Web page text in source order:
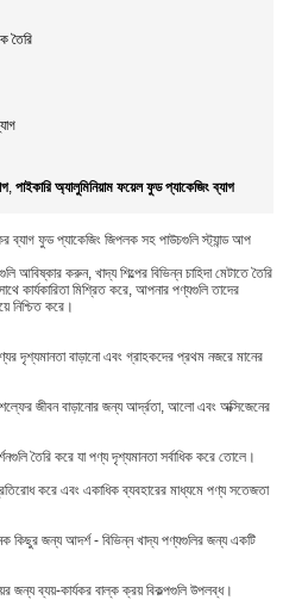
তৈরি
, পাইকারি অ্যালুমিনিয়াম ফয়েল ফুড প্যাকেজিং ব্যাগ
ব্যাগ ফুড প্যাকেজিং জিপলক সহ পাউচগুলি স্ট্যান্ড আপ
আবিষ্কার করুন, খাদ্য শিল্পের বিভিন্ন চাহিদা মেটাতে তৈরি
কার্যকারিতা মিশ্রিত করে, আপনার পণ্যগুলি তাদের
নিশ্চিত করে।
দৃশ্যমানতা বাড়ানো এবং গ্রাহকদের প্রথম নজরে মানের
জীবন বাড়ানোর জন্য আর্দ্রতা, আলো এবং অক্সিজেনের
তৈরি করে যা পণ্য দৃশ্যমানতা সর্বাধিক করে তোলে।
করে এবং একাধিক ব্যবহারের মাধ্যমে পণ্য সতেজতা
জন্য আদর্শ - বিভিন্ন খাদ্য পণ্যগুলির জন্য একটি
জন্য ব্যয়-কার্যকর বাল্ক ক্রয় বিকল্পগুলি উপলব্ধ।